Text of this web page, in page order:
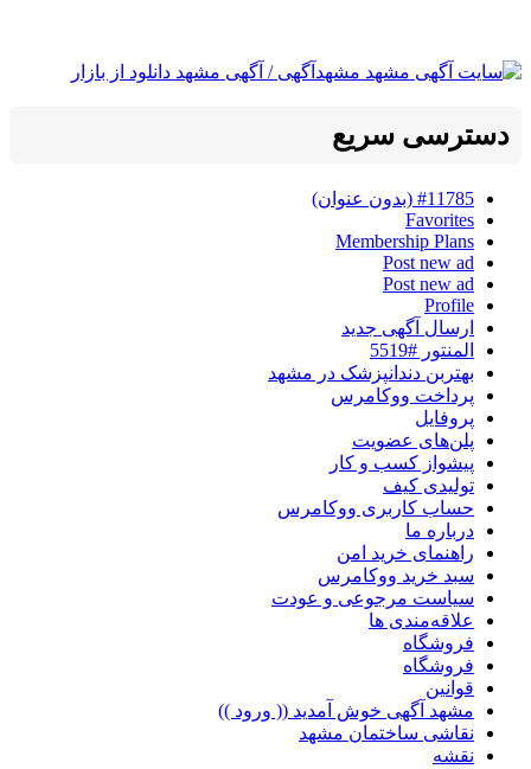
دسترسی سریع
#11785 (بدون عنوان)
Favorites
Membership Plans
Post new ad
Post new ad
Profile
ارسال آگهی جدید
المنتور #5519
بهتربن دندانپزشک در مشهد
پرداخت ووکامرس
پروفایل
پلن‌های عضویت
پیشواز کسب و کار
تولیدی کیف
حساب کاربری ووکامرس
درباره ما
راهنمای خرید امن
سبد خرید ووکامرس
سیاست مرجوعی و عودت
علاقه‌مندی ها
فروشگاه
فروشگاه
قوانین
مشهد آگهی خوش آمدید (( ورود ))
نقاشی ساختمان مشهد
نقشه